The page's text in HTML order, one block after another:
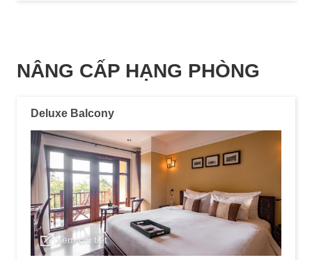
NÂNG CẤP HẠNG PHÒNG
Deluxe Balcony
Xem chi tiết